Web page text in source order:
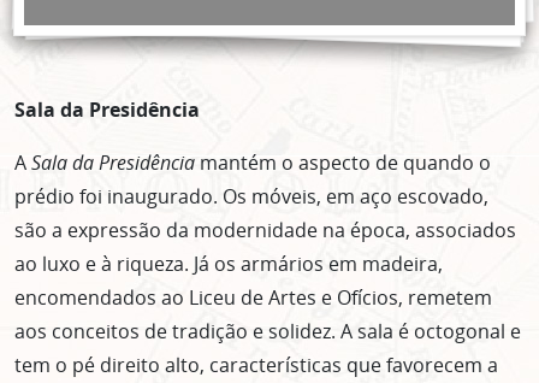
Sala da Presidência
ASala da Presidência mantém o aspecto de quando o
prédio foi inaugurado. Os móveis, em aço escovado,
são a expressão da modernidade na época, associados
ao luxo e à riqueza. Já os armários em madeira,
encomendados ao Liceu de Artes e Ofícios, remetem
aos conceitos de tradição e solidez. A sala é octogonal e
tem o pé direito alto, características que favorecem a